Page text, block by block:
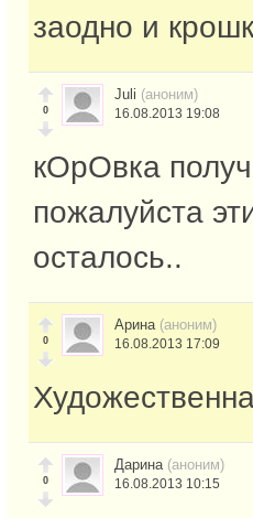
заодно и
0
Juli (аноним)
16.08.2013 19:08
кОрОвка
пожалуйста
осталось..
0
Арина (аноним)
16.08.2013 17:09
0
Дарина (аноним)
16.08.2013 10:15